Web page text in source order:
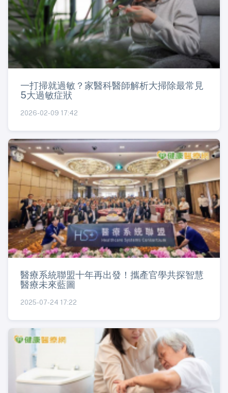
一打掃就過敏？家醫科醫師解析大掃除最常見
5大過敏症狀
2026-02-09 17:42
醫療系統聯盟十年再出發！攜產官學共探智慧
醫療未來藍圖
2025-07-24 17:22